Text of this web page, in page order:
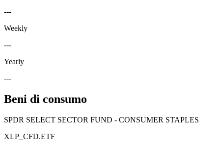
---
Weekly
---
Yearly
---
Beni di consumo
SPDR SELECT SECTOR FUND - CONSUMER STAPLES
XLP_CFD.ETF